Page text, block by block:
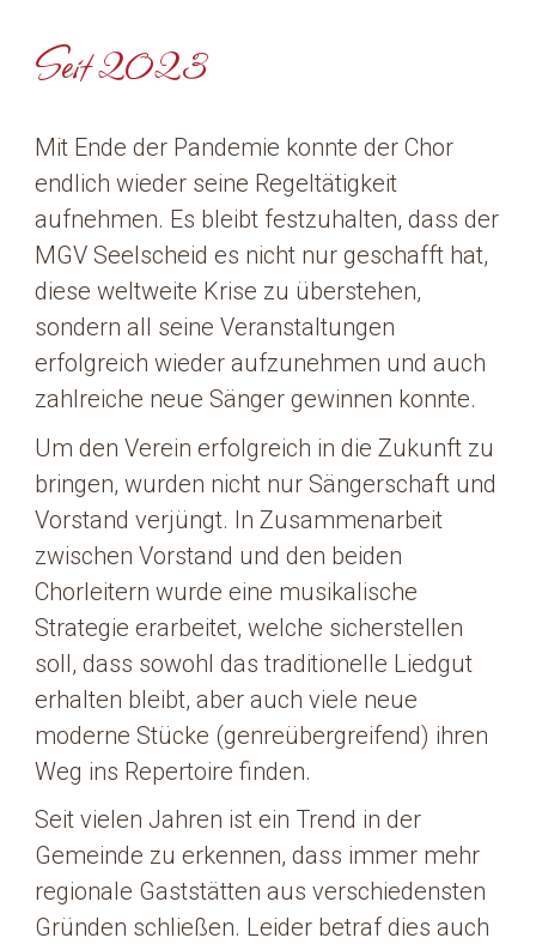
Seit 2023
Mit Ende der Pandemie konnte der Chor
endlich wieder seine Regeltätigkeit
aufnehmen. Es bleibt festzuhalten, dass der
MGV Seelscheid es nicht nur geschafft hat,
diese weltweite Krise zu überstehen,
sondern all seine Veranstaltungen
erfolgreich wieder aufzunehmen und auch
zahlreiche neue Sänger gewinnen konnte.
Um den Verein erfolgreich in die Zukunft zu
bringen, wurden nicht nur Sängerschaft und
Vorstand verjüngt. In Zusammenarbeit
zwischen Vorstand und den beiden
Chorleitern wurde eine musikalische
Strategie erarbeitet, welche sicherstellen
soll, dass sowohl das traditionelle Liedgut
erhalten bleibt, aber auch viele neue
moderne Stücke (genreübergreifend) ihren
Weg ins Repertoire finden.
Seit vielen Jahren ist ein Trend in der
Gemeinde zu erkennen, dass immer mehr
regionale Gaststätten aus verschiedensten
Gründen schließen. Leider betraf dies auch